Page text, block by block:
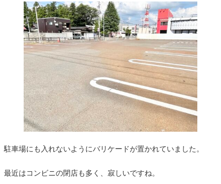
駐車場にも入れないようにバリケードが置かれていました。
最近はコンビニの閉店も多く、寂しいですね。